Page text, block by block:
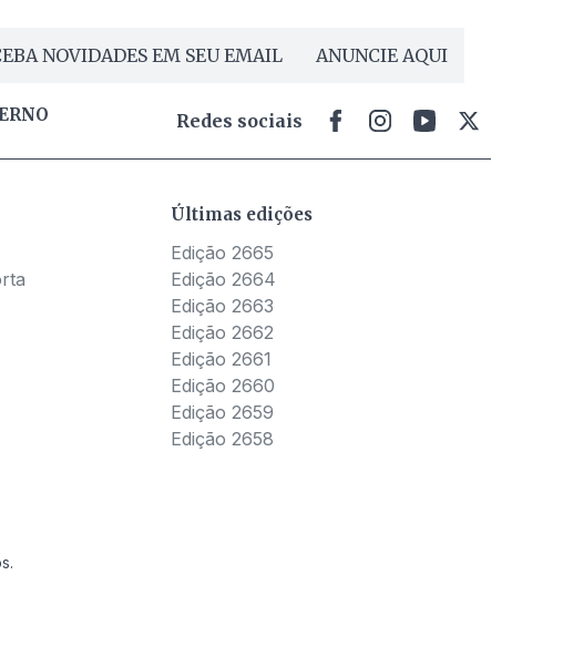
NOVIDADES EM SEU EMAIL ANUNCIE AQUI
Redes sociais
Últimas edições
Edição 2665
Edição 2664
Edição 2663
Edição 2662
Edição 2661
Edição 2660
Edição 2659
Edição 2658